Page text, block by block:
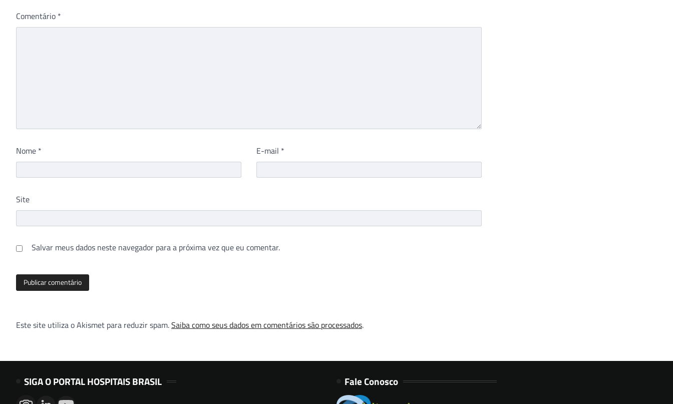
Comentário *
Nome * E-mail *
Site
Salvar meus dados neste navegador para a próxima vez que eu comentar.
Este site utiliza o Akismet para reduzir spam.Saiba como seus dados em comentários são processados.
SIGA O PORTAL HOSPITAIS BRASIL Fale Conosco